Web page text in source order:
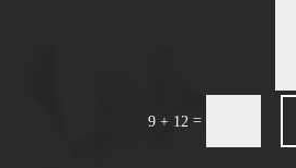
9 + 12 =